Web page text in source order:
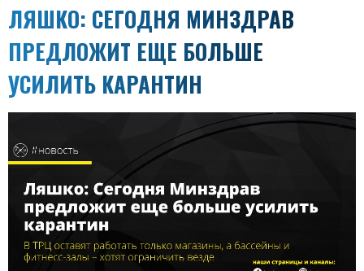
ЛЯШКО: СЕГОДНЯ МИНЗДРАВ
ПРЕДЛОЖИТ ЕЩЕ БОЛЬШЕ
УСИЛИТЬ КАРАНТИН